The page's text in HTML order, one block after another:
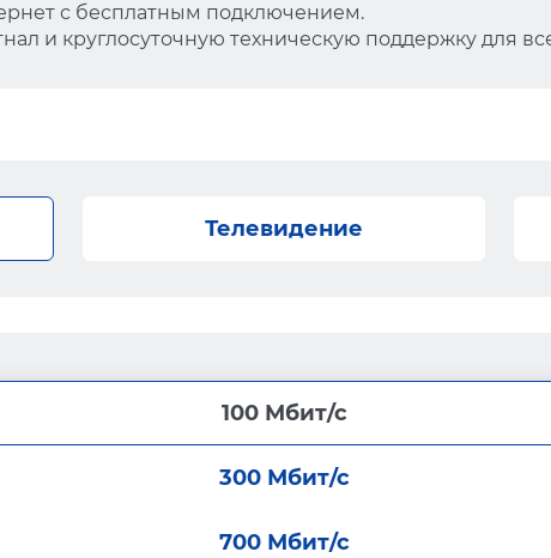
с бесплатным подключением.
и круглосуточную техническую поддержку для
Телевидение
100 Мбит/с
300 Мбит/с
700 Мбит/с